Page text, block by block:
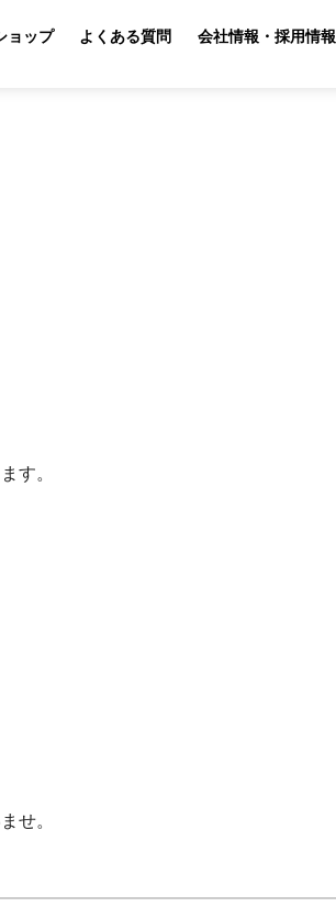
ョップ よくある質問 会社情報・採用情報
す。
せ。